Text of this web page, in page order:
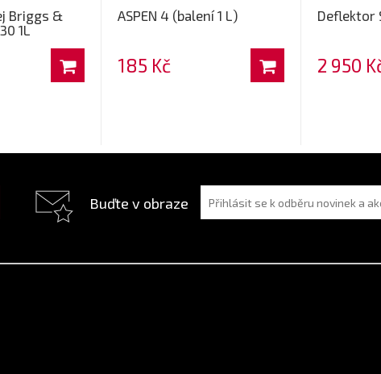
Briggs &
1L
ASPEN 4 (balení 1 L)
185 Kč
Deflektor
2 950
Buďte v obraze